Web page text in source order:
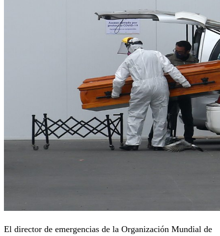
El director de emergencias de la Organización Mundial de